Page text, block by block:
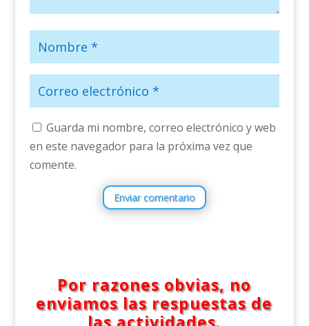
Guarda mi nombre, correo electrónico y web
en este navegador para la próxima vez que
comente.
Enviar comentario
Por razones obvias, no
enviamos las respuestas de